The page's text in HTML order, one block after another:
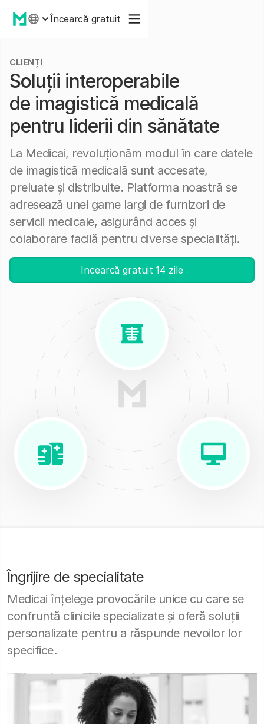
Încearcă gratuit
CLIENȚI
Soluții interoperabile
de imagistică medicală
pentru liderii din sănătate
La Medicai, revoluționăm modul în care datele
de imagistică medicală sunt accesate,
preluate și distribuite. Platforma noastră se
adresează unei game largi de furnizori de
servicii medicale, asigurând acces și
colaborare facilă pentru diverse specialități.
Incearcă gratuit 14 zile
Îngrijire de specialitate
Medicai înțelege provocările unice cu care se
confruntă clinicile specializate și oferă soluții
personalizate pentru a răspunde nevoilor lor
specifice.